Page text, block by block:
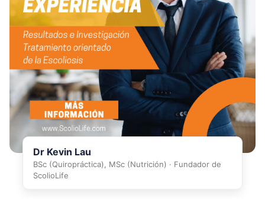
Dr Kevin Lau
BSc (Quiropráctica), MSc (Nutrición) · Fundador de
ScolioLife